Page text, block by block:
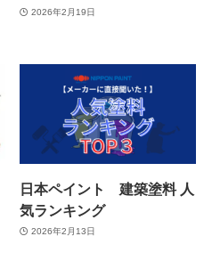
2026年2月19日
日本ペイント 建築塗料 人
気ランキング
2026年2月13日